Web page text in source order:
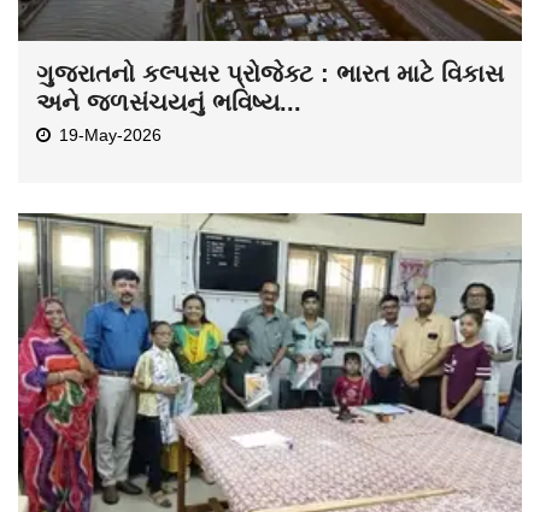
ગુજરાતનો કલ્પસર પ્રોજેક્ટ : ભારત માટે વિકાસ
અને જળસંચયનું ભવિષ્ય...
19-May-2026